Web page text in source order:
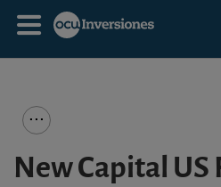
New Capital US